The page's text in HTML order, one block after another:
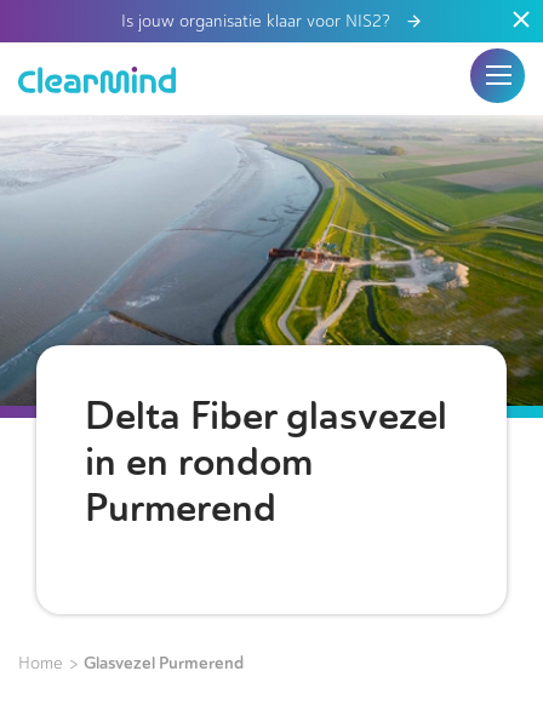
Is jouw organisatie klaar voor NIS2?
Delta Fiber glasvezel
in en rondom
Purmerend
Home > Glasvezel Purmerend